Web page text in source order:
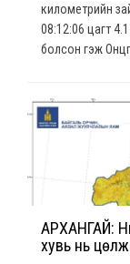
километрийн
08:12:06 цагт
болсон гэж
АРХАНГАЙ:
хувь нь